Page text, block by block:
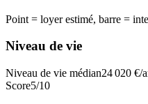
Point = loyer estimé, barre =
Niveau de vie
Niveau de vie médian24 020 €/
Score5/10